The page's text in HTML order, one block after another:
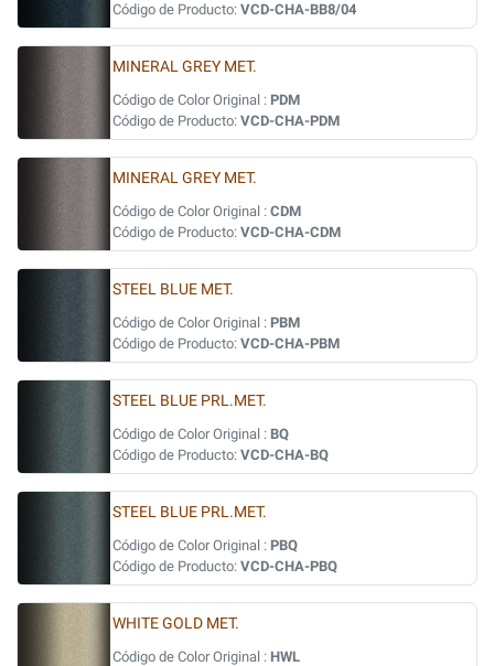
Código de Producto: VCD-CHA-BB8/04
MINERAL GREY MET.
Código de Color Original : PDM
Código de Producto: VCD-CHA-PDM
MINERAL GREY MET.
Código de Color Original : CDM
Código de Producto: VCD-CHA-CDM
STEEL BLUE MET.
Código de Color Original : PBM
Código de Producto: VCD-CHA-PBM
STEEL BLUE PRL.MET.
Código de Color Original : BQ
Código de Producto: VCD-CHA-BQ
STEEL BLUE PRL.MET.
Código de Color Original : PBQ
Código de Producto: VCD-CHA-PBQ
WHITE GOLD MET.
Código de Color Original : HWL